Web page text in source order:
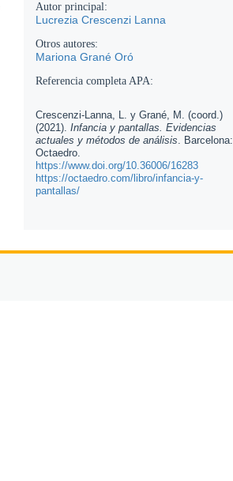
Autor principal:
Lucrezia Crescenzi Lanna
Otros autores:
Mariona Grané Oró
Referencia completa APA:
Crescenzi-Lanna, L. y Grané, M. (coord.)
(2021). Infancia y pantallas. Evidencias
actuales y métodos de análisis. Barcelona:
Octaedro.
https://www.doi.org/10.36006/16283
https://octaedro.com/libro/infancia-y-
pantallas/